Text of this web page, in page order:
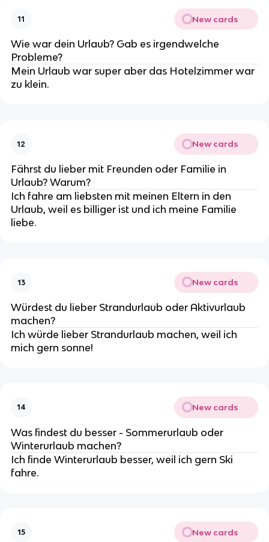
11 New cards
Wie war dein Urlaub? Gab es irgendwelche
Probleme?
Mein Urlaub war super aber das Hotelzimmer war
zu klein.
12 New cards
Fährst du lieber mit Freunden oder Familie in
Urlaub? Warum?
Ich fahre am liebsten mit meinen Eltern in den
Urlaub, weil es billiger ist und ich meine Familie
liebe.
13 New cards
Würdest du lieber Strandurlaub oder Aktivurlaub
machen?
Ich würde lieber Strandurlaub machen, weil ich
mich gern sonne!
14 New cards
Was findest du besser - Sommerurlaub oder
Winterurlaub machen?
Ich finde Winterurlaub besser, weil ich gern Ski
fahre.
15 New cards